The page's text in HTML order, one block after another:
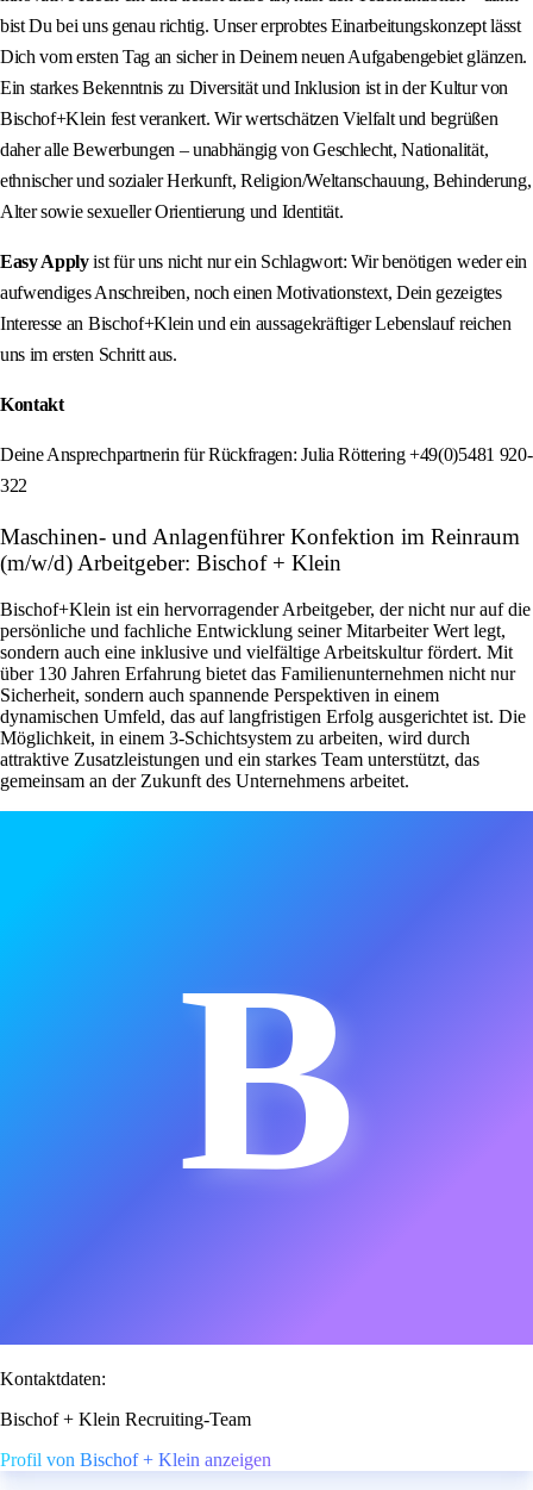
bist Du bei uns genau richtig. Unser erprobtes Einarbeitungskonzept lässt
Dich vom ersten Tag an sicher in Deinem neuen Aufgabengebiet glänzen.
Ein starkes Bekenntnis zu Diversität und Inklusion ist in der Kultur von
Bischof+Klein fest verankert. Wir wertschätzen Vielfalt und begrüßen
daher alle Bewerbungen – unabhängig von Geschlecht, Nationalität,
ethnischer und sozialer Herkunft, Religion/Weltanschauung, Behinderung,
Alter sowie sexueller Orientierung und Identität.
Easy Applyist für uns nicht nur ein Schlagwort: Wir benötigen weder ein
aufwendiges Anschreiben, noch einen Motivationstext, Dein gezeigtes
Interesse an Bischof+Klein und ein aussagekräftiger Lebenslauf reichen
uns im ersten Schritt aus.
Kontakt
Deine Ansprechpartnerin für Rückfragen: Julia Röttering +49(0)5481 920-
322
Maschinen- und Anlagenführer Konfektion im Reinraum
(m/w/d) Arbeitgeber: Bischof + Klein
Bischof+Klein ist ein hervorragender Arbeitgeber, der nicht nur auf die
persönliche und fachliche Entwicklung seiner Mitarbeiter Wert legt,
sondern auch eine inklusive und vielfältige Arbeitskultur fördert. Mit
über 130 Jahren Erfahrung bietet das Familienunternehmen nicht nur
Sicherheit, sondern auch spannende Perspektiven in einem
dynamischen Umfeld, das auf langfristigen Erfolg ausgerichtet ist. Die
Möglichkeit, in einem 3-Schichtsystem zu arbeiten, wird durch
attraktive Zusatzleistungen und ein starkes Team unterstützt, das
gemeinsam an der Zukunft des Unternehmens arbeitet.
B
Kontaktdaten:
Bischof + Klein Recruiting-Team
Profil von Bischof + Klein anzeigen